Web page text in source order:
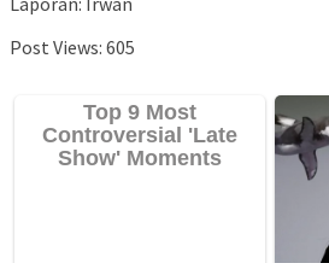
Post Views: 605